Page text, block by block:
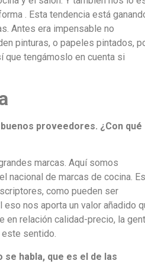
. Esta tendencia está
Antes era impensable no
pinturas, o papeles pintados,
que tengámoslo en cuenta si
proveedores. ¿Con qué
marcas. Aquí somos
de marcas de cocina. Es
como pueden ser
nos aporta un valor añadido
en relación calidad-precio, la
sentido.
habla, que es el de las